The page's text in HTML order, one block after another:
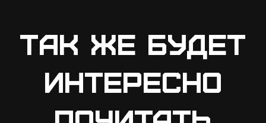
Так же будет
интересно